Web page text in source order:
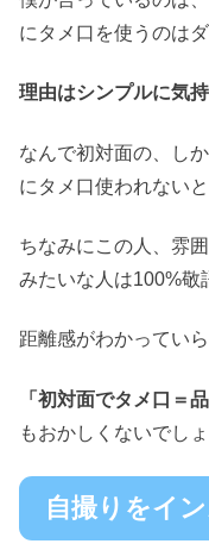
にタメ口を使うのは
理由はシンプルに気持
なんで初対面の、し
にタメ口使われない
ちなみにこの人、雰
みたいな人は100%敬
距離感がわかっていら
「初対面でタメ口＝
もおかしくないでしょ
自撮りをイ